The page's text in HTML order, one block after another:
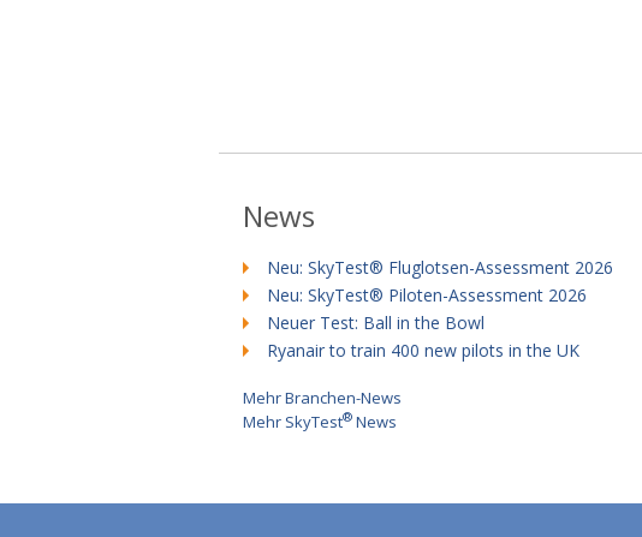
News
Neu: SkyTest® Fluglotsen-Assessment 2026
Neu: SkyTest® Piloten-Assessment 2026
Neuer Test: Ball in the Bowl
Ryanair to train 400 new pilots in the UK
Mehr Branchen-News
Mehr SkyTest® News